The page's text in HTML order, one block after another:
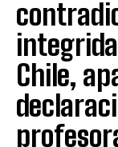
Chile,